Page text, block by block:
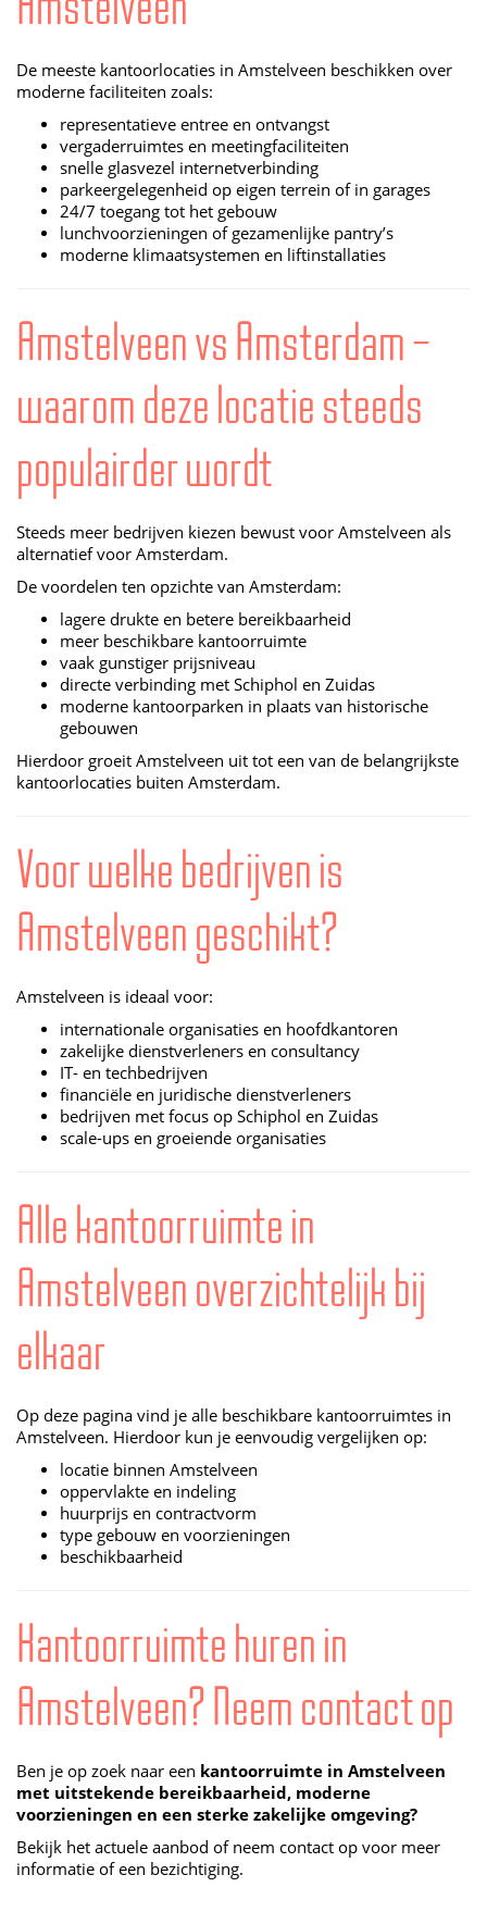
De meeste kantoorlocaties in Amstelveen beschikken over
moderne faciliteiten zoals:
representatieve entree en ontvangst
vergaderruimtes en meetingfaciliteiten
snelle glasvezel internetverbinding
parkeergelegenheid op eigen terrein of in garages
24/7 toegang tot het gebouw
lunchvoorzieningen of gezamenlijke pantry’s
moderne klimaatsystemen en liftinstallaties
Amstelveen vs Amsterdam –
waarom deze locatie steeds
populairder wordt
Steeds meer bedrijven kiezen bewust voor Amstelveen als
alternatief voor Amsterdam.
De voordelen ten opzichte van Amsterdam:
lagere drukte en betere bereikbaarheid
meer beschikbare kantoorruimte
vaak gunstiger prijsniveau
directe verbinding met Schiphol en Zuidas
moderne kantoorparken in plaats van historische
gebouwen
Hierdoor groeit Amstelveen uit tot een van de belangrijkste
kantoorlocaties buiten Amsterdam.
Voor welke bedrijven is
Amstelveen geschikt?
Amstelveen is ideaal voor:
internationale organisaties en hoofdkantoren
zakelijke dienstverleners en consultancy
IT- en techbedrijven
financiële en juridische dienstverleners
bedrijven met focus op Schiphol en Zuidas
scale-ups en groeiende organisaties
Alle kantoorruimte in
Amstelveen overzichtelijk bij
elkaar
Op deze pagina vind je alle beschikbare kantoorruimtes in
Amstelveen. Hierdoor kun je eenvoudig vergelijken op:
locatie binnen Amstelveen
oppervlakte en indeling
huurprijs en contractvorm
type gebouw en voorzieningen
beschikbaarheid
Kantoorruimte huren in
Amstelveen? Neem contact op
Ben je op zoek naar een kantoorruimte in Amstelveen
met uitstekende bereikbaarheid, moderne
voorzieningen en een sterke zakelijke omgeving?
Bekijk het actuele aanbod of neem contact op voor meer
informatie of een bezichtiging.